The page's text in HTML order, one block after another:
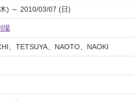
) ～ 2010/03/07 (日)
場
、TETSUYA、NAOTO、NAOKI